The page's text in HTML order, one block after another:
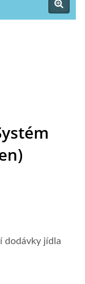
dodávky jídla